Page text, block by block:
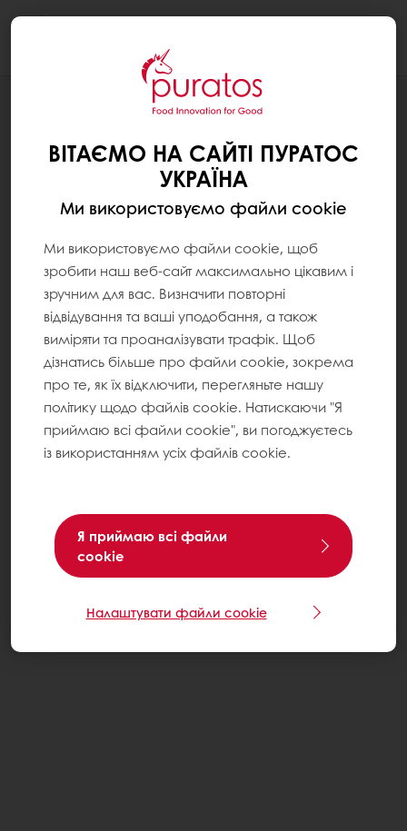
БІЛЬШЕ ПОЖИВНОСТІ У КОЖНОМУ
ШМАТОЧКУ З ІНГРЕДІЄНТАМИ
ВІТАЄМО НА САЙТІ ПУРАТОС
УКРАЇНА
Ми використовуємо файли cookie
Ми використовуємо файли cookie, щоб
зробити наш веб-сайт максимально цікавим і
зручним для вас. Визначити повторні
відвідування та ваші уподобання, а також
виміряти та проаналізувати трафік. Щоб
дізнатись більше про файли cookie, зокрема
про те, як їх відключити, перегляньте нашу
політику щодо файлів cookie. Натискаючи "Я
приймаю всі файли cookie", ви погоджуєтесь
із використанням усіх файлів cookie.
Я приймаю всі файли
cookie
Налаштувати файли cookie